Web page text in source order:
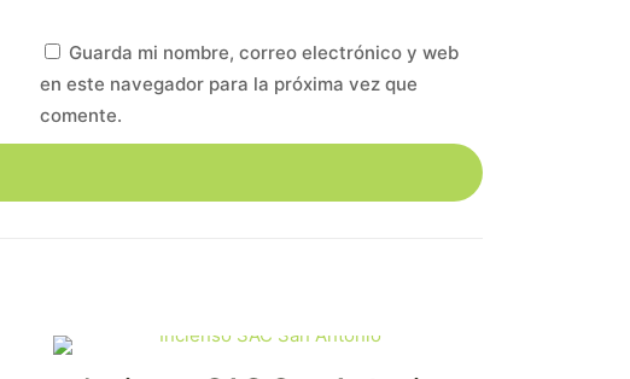
Guarda mi nombre, correo electrónico y web
en este navegador para la próxima vez que
comente.